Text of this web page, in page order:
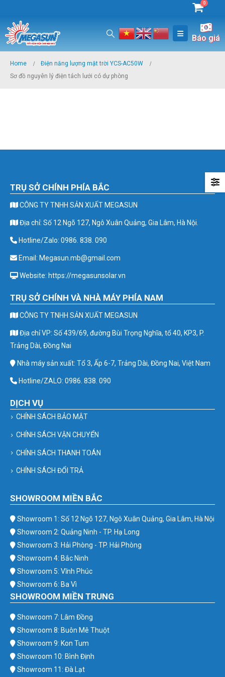
0
Báo giá
Home
Điện năng lượng mặt trời YCS-AC50W
Sơ đồ nguyên lý điện tách lưới có dự phòng
TRỤ SỞ CHÍNH PHÍA BẮC
CÔNG TY TNHH SẢN XUẤT MEGASUN
Địa chỉ: Số 12 Ngõ 127, Ngô Xuân Quảng, Gia Lâm, Hà Nội.
Hotline/Zalo: 0986. 838. 090
Email: Megasun.mb@gmail.com
Website: https://megasunsolar.vn
TRỤ SỞ CHÍNH VÀ NHÀ MÁY PHÍA NAM
CÔNG TY TNHH SẢN XUẤT MEGASUN
Địa chỉ VP: Số 439/69, đường Bùi Trọng Nghĩa, tổ 40, KP3, P.
Trảng Dài, Đồng Nai
Nhà máy sản xuất: Tổ 3, Ấp 6-7, Trảng Dài, Đồng Nai, Việt Nam
Hotline/ZALO: 0986. 838. 090
DỊCH VỤ
CHÍNH SÁCH BẢO MẬT
CHÍNH SÁCH VẬN CHUYỂN
CHÍNH SÁCH THANH TOÁN
CHÍNH SÁCH ĐỔI TRẢ
SHOWROOM MIỀN BẮC
Showroom 1: Số 12 Ngõ 127, Ngô Xuân Quảng, Gia Lâm, Hà Nội
Showroom 2: Quảng Ninh - TP. Hạ Long
Showroom 3: Hải Phòng - TP. Hải Phòng
Showroom 4: Bắc Ninh
Showroom 5: Vĩnh Phúc
Showroom 6: Ba Vì
SHOWROOM MIỀN TRUNG
Showroom 7: Lâm Đồng
Showroom 8: Buôn Mê Thuột
Showroom 9: Kon Tum
Showroom 10: Bình Định
Showroom 11: Đà Lạt